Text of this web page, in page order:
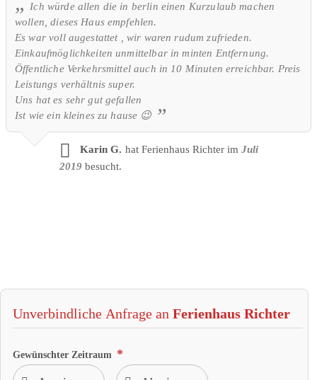
Ich würde allen die in berlin einen Kurzulaub machen
wollen, dieses Haus empfehlen.
Es war voll augestattet , wir waren rudum zufrieden.
Einkaufmöglichkeiten unmittelbar in minten Entfernung.
Öffentliche Verkehrsmittel auch in 10 Minuten erreichbar. Preis
Leistungs verhältnis super.
Uns hat es sehr gut gefallen
Ist wie ein kleines zu hause 😉
Karin G. hat Ferienhaus Richter im Juli
2019 besucht.
Unverbindliche Anfrage an Ferienhaus Richter
Gewünschter Zeitraum